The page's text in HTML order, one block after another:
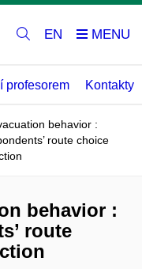
EN
profesorem Kontakty
behavior :
route choice
behavior :
route